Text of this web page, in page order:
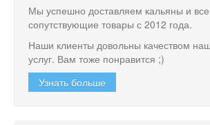
Мы успешно доставляем кальяны и
сопутствующие товары с 2012 года.
Наши клиенты довольны качеством
услуг. Вам тоже понравится ;)
Узнать больше